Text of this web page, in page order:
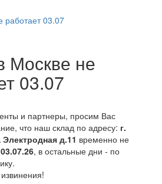
работает 03.07
Москве не
03.07
и партнеры, просим Вас
что наш склад по адресу: г.
д.11 временно не
03.07.26, в остальные дни - по